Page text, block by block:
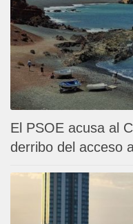
El PSOE acusa al
derribo del acceso